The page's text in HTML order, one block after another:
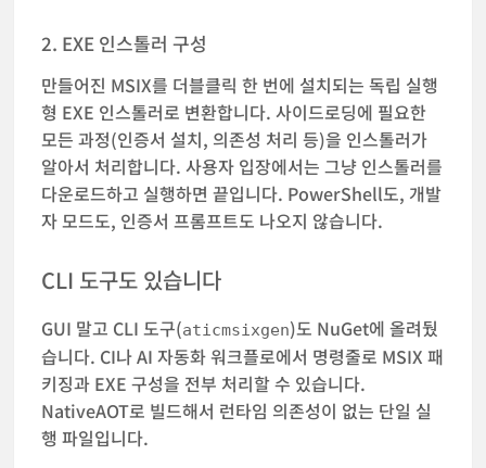
2. EXE 인스톨러 구성
만들어진 MSIX를 더블클릭 한 번에 설치되는 독립 실행
형 EXE 인스톨러로 변환합니다. 사이드로딩에 필요한
모든 과정(인증서 설치, 의존성 처리 등)을 인스톨러가
알아서 처리합니다. 사용자 입장에서는 그냥 인스톨러를
다운로드하고 실행하면 끝입니다. PowerShell도, 개발
자 모드도, 인증서 프롬프트도 나오지 않습니다.
CLI 도구도 있습니다
GUI 말고 CLI 도구(aticmsixgen)도 NuGet에 올려뒀
습니다. CI나 AI 자동화 워크플로에서 명령줄로 MSIX 패
키징과 EXE 구성을 전부 처리할 수 있습니다.
NativeAOT로 빌드해서 런타임 의존성이 없는 단일 실
행 파일입니다.